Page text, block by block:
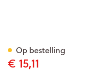
€ 15,11
Op bestelling